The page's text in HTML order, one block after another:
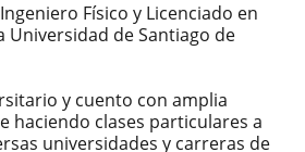
Físico y Licenciado en
Universidad de Santiago de
y cuento con amplia
haciendo clases particulares a
universidades y carreras de